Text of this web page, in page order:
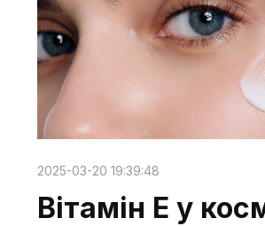
2025-03-20 19:39:48
Вітамін Е у